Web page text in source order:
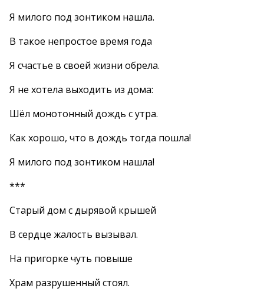
Я милого под зонтиком нашла.
В такое непростое время года
Я счастье в своей жизни обрела.
Я не хотела выходить из дома:
Шёл монотонный дождь с утра.
Как хорошо, что в дождь тогда пошла!
Я милого под зонтиком нашла!
***
Старый дом с дырявой крышей
В сердце жалость вызывал.
На пригорке чуть повыше
Храм разрушенный стоял.